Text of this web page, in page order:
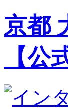
京都
【公